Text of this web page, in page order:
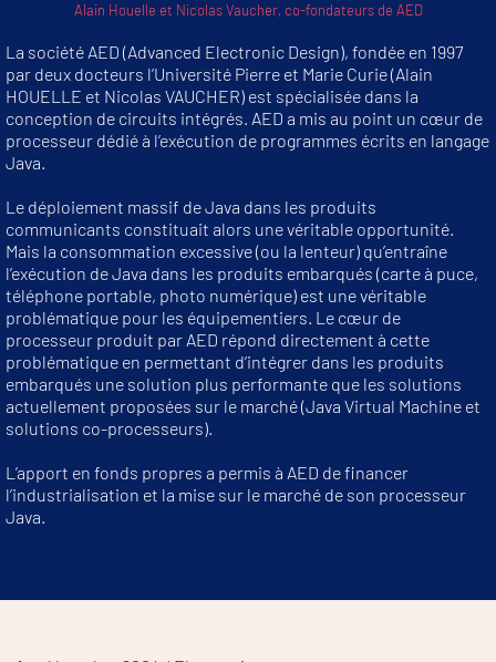
Alain Houelle et Nicolas Vaucher, co-fondateurs de AED
La société AED (Advanced Electronic Design), fondée en 1997
par deux docteurs l’Université Pierre et Marie Curie (Alain
HOUELLE et Nicolas VAUCHER) est spécialisée dans la
conception de circuits intégrés. AED a mis au point un cœur de
processeur dédié à l’exécution de programmes écrits en langage
Java.
Le déploiement massif de Java dans les produits
communicants constituait alors une véritable opportunité.
Mais la consommation excessive (ou la lenteur) qu’entraîne
l’exécution de Java dans les produits embarqués (carte à puce,
téléphone portable, photo numérique) est une véritable
problématique pour les équipementiers. Le cœur de
processeur produit par AED répond directement à cette
problématique en permettant d’intégrer dans les produits
embarqués une solution plus performante que les solutions
actuellement proposées sur le marché (Java Virtual Machine et
solutions co-processeurs).
L’apport en fonds propres a permis à AED de financer
l’industrialisation et la mise sur le marché de son processeur
Java.